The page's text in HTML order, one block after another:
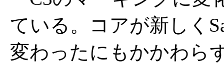
ている。コアが新しく
変わったにもかかわら